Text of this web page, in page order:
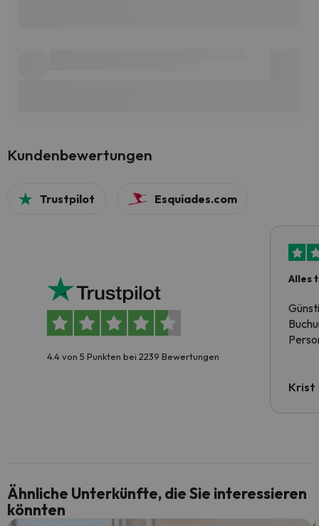
Kundenbewertungen
Trustpilot Esquiades.com
4.4 von 5 Punkten bei 2239 Bewertungen
Alles
Krist
Ähnliche Unterkünfte, die Sie interessieren
könnten